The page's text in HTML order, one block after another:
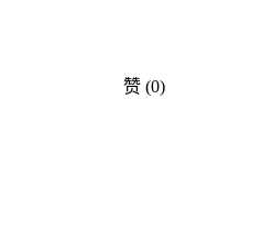
赞 (0)